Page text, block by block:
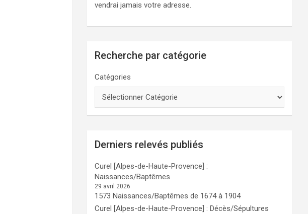
vendrai jamais votre adresse.
Recherche par catégorie
Catégories
Derniers relevés publiés
Curel [Alpes-de-Haute-Provence] :
Naissances/Baptêmes
29 avril 2026
1573 Naissances/Baptêmes de 1674 à 1904
Curel [Alpes-de-Haute-Provence] : Décès/Sépultures